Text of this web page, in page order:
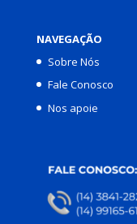
NAVEGAÇÃO
Sobre Nós
Fale Conosco
Nos apoie